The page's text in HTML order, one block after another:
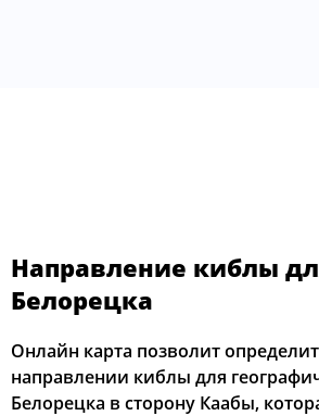
Направление киблы
Белорецка
Онлайн карта позволит
направлении киблы для
Белорецка в сторону Каабы,